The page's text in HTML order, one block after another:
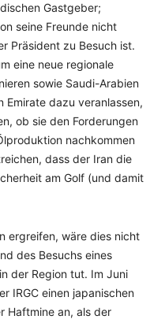
Gastgeber;
seine Freunde nicht
Präsident zu Besuch ist.
eine neue regionale
sowie Saudi-Arabien
Emirate dazu veranlassen,
ob sie den Forderungen
nachkommen
dass der Iran die
am Golf (und damit
ergreifen, wäre dies nicht
des Besuchs eines
der Region tut. Im Juni
IRGC einen japanischen
Haftmine an, als der